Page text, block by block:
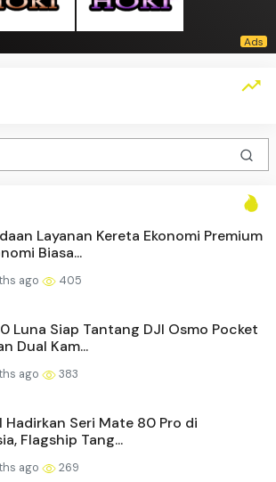
Layanan Kereta Ekonomi Premium
Biasa...
ago 405
Luna Siap Tantang DJI Osmo Pocket
Dual Kam...
ago 383
Hadirkan Seri Mate 80 Pro di
Flagship Tang...
ago 269